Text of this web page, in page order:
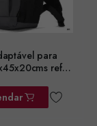
para
ref.